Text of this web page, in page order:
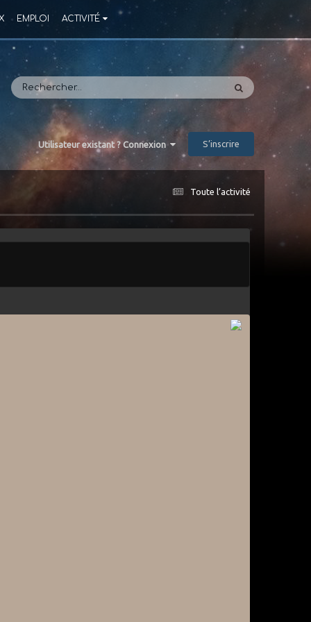
EMPLOI ACTIVITÉ
Utilisateur existant ? Connexion S’inscrire
Toute l’activité